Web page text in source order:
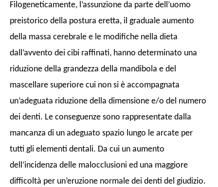
Filogeneticamente, l’assunzione da parte dell’uomo
preistorico della postura eretta, il graduale aumento
della massa cerebrale e le modifiche nella dieta
dall’avvento dei cibi raffinati, hanno determinato una
riduzione della grandezza della mandibola e del
mascellare superiore cui non si è accompagnata
un’adeguata riduzione della dimensione e/o del numero
dei denti. Le conseguenze sono rappresentate dalla
mancanza di un adeguato spazio lungo le arcate per
tutti gli elementi dentali. Da cui un aumento
dell’incidenza delle malocclusioni ed una maggiore
difficoltà per un’eruzione normale dei denti del giudizio.